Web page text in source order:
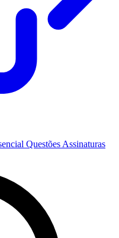
Questões Assinaturas